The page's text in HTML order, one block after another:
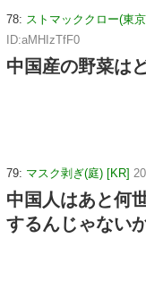
78: ストマッククロー(東
ID:aMHIzTfF0
中国産の野菜は
79: マスク剥ぎ(庭) [KR]
中国人はあと何
するんじゃない